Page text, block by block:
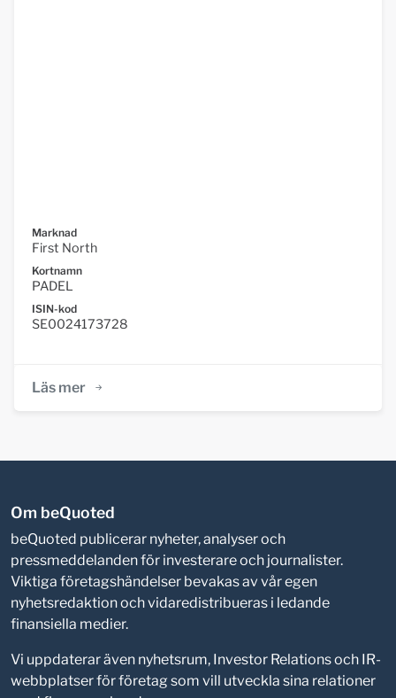
Marknad
First North
Kortnamn
PADEL
ISIN-kod
SE0024173728
Läs mer
Om beQuoted
beQuoted publicerar nyheter, analyser och
pressmeddelanden för investerare och journalister.
Viktiga företagshändelser bevakas av vår egen
nyhetsredaktion och vidaredistribueras i ledande
finansiella medier.
Vi uppdaterar även nyhetsrum, Investor Relations och IR-
webbplatser för företag som vill utveckla sina relationer